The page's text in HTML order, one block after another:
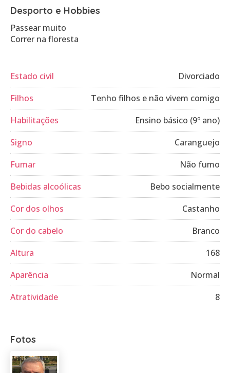
Desporto e Hobbies
Passear muito
Estado civil
Divorciado
Filhos
Tenho filhos e não vivem comigo
Habilitações
Ensino básico (9º ano)
Signo
Caranguejo
Fumar
Não fumo
Bebidas alcoólicas
Bebo socialmente
Cor dos olhos
Castanho
Cor do cabelo
Branco
Altura
168
Aparência
Normal
Atratividade
8
Fotos